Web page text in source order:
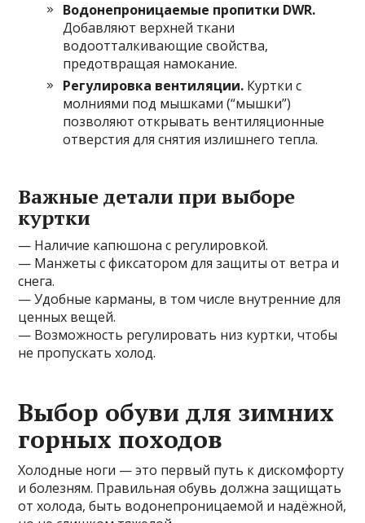
Водонепроницаемые пропитки DWR.
Добавляют верхней ткани
водоотталкивающие свойства,
предотвращая намокание.
Регулировка вентиляции. Куртки с
молниями под мышками (“мышки”)
позволяют открывать вентиляционные
отверстия для снятия излишнего тепла.
Важные детали при выборе
куртки
— Наличие капюшона с регулировкой.
— Манжеты с фиксатором для защиты от ветра и
снега.
— Удобные карманы, в том числе внутренние для
ценных вещей.
— Возможность регулировать низ куртки, чтобы
не пропускать холод.
Выбор обуви для зимних
горных походов
Холодные ноги — это первый путь к дискомфорту
и болезням. Правильная обувь должна защищать
от холода, быть водонепроницаемой и надёжной,